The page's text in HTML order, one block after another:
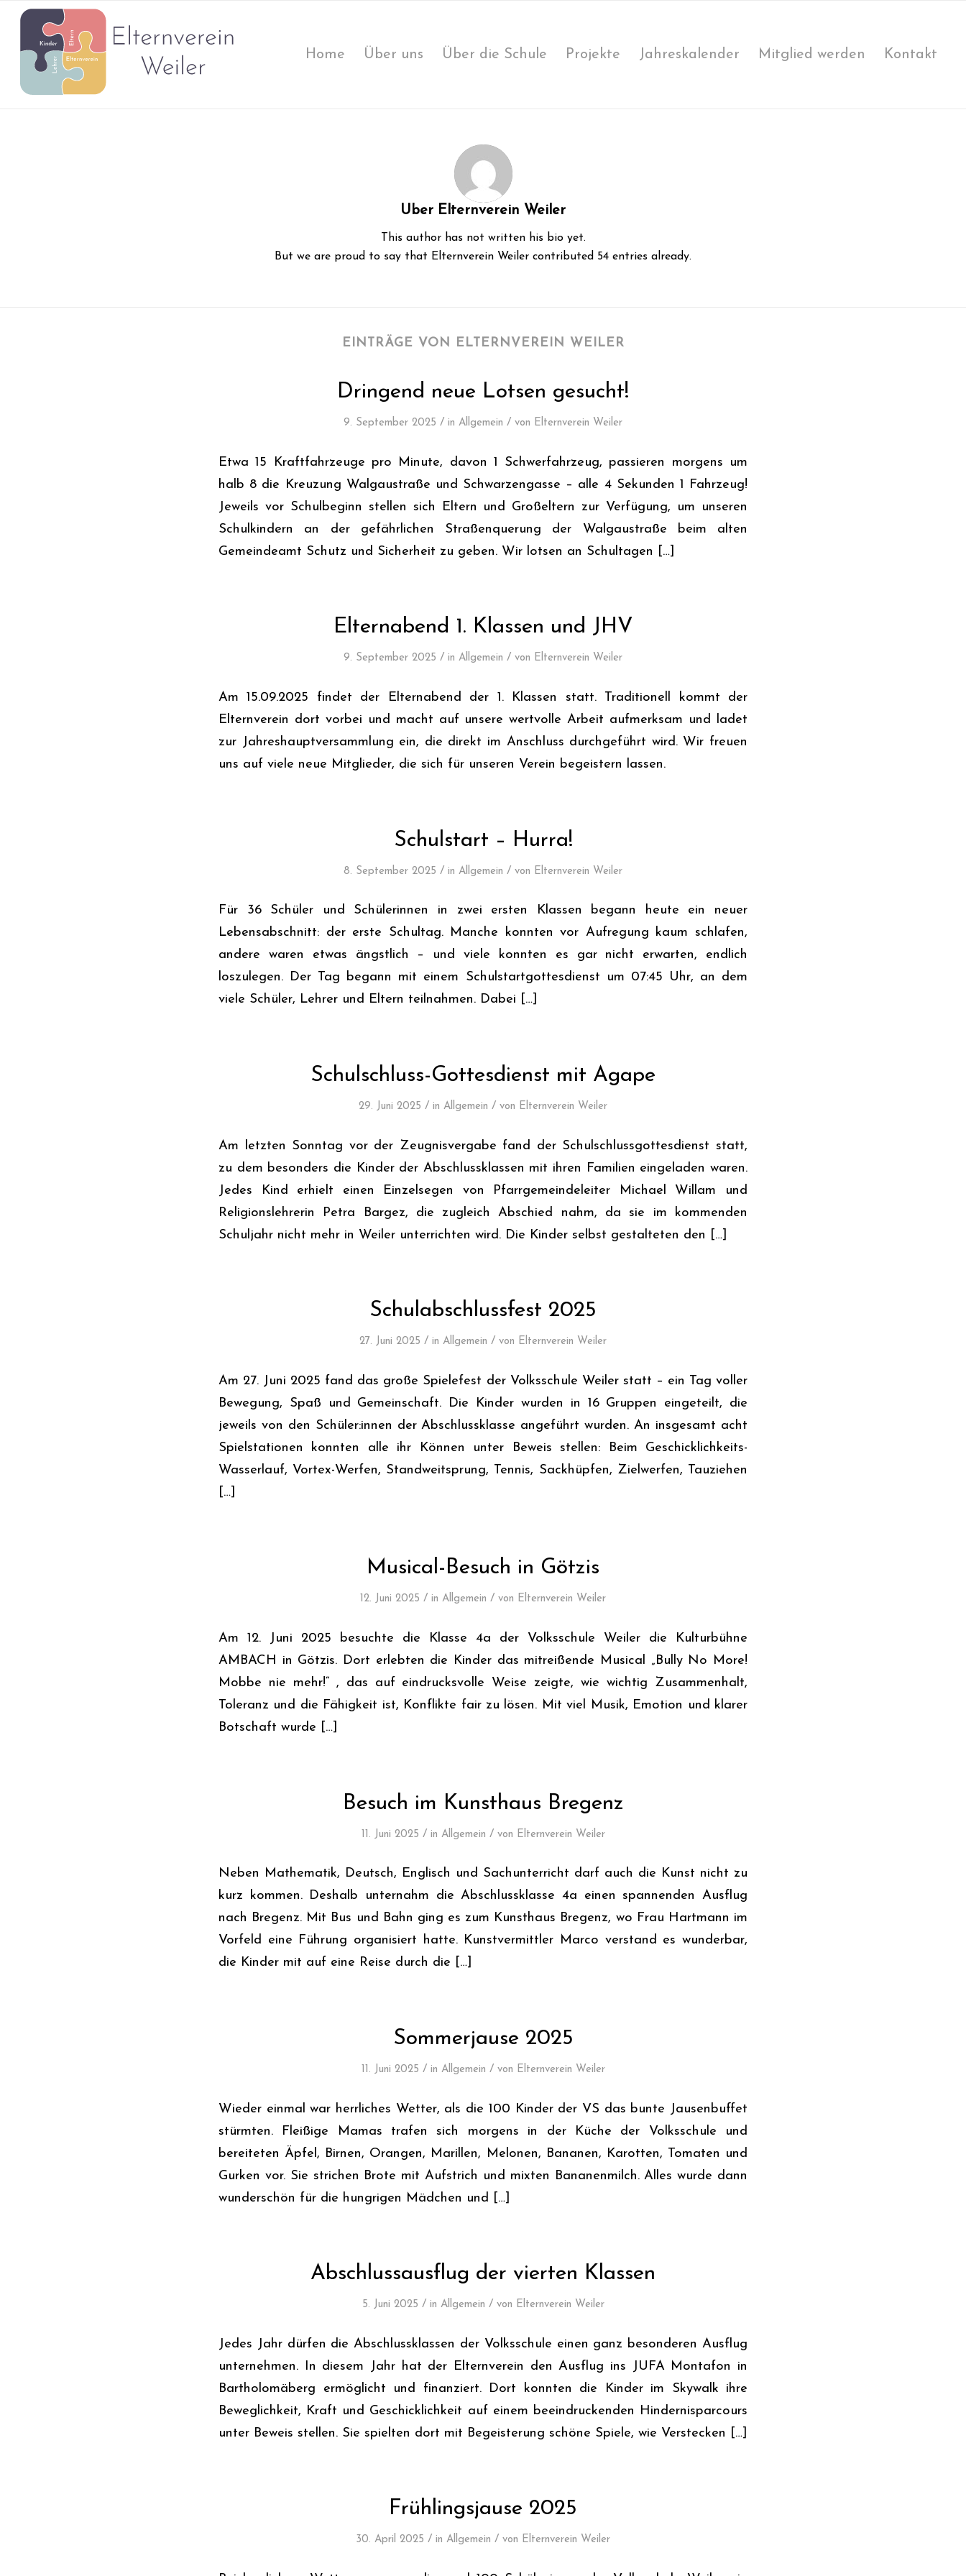
Home Über uns Über die Schule Projekte Jahreskalender Mitglied werden Kontakt
Über Elternverein Weiler
This author has not written his bio yet.
But we are proud to say that Elternverein Weiler contributed 54 entries already.
EINTRÄGE VON ELTERNVEREIN WEILER
Dringend neue Lotsen gesucht!
9. September 2025 / in Allgemein / von Elternverein Weiler
Etwa 15 Kraftfahrzeuge pro Minute, davon 1 Schwerfahrzeug, passieren morgens um
halb 8 die Kreuzung Walgaustraße und Schwarzengasse – alle 4 Sekunden 1 Fahrzeug!
Jeweils vor Schulbeginn stellen sich Eltern und Großeltern zur Verfügung, um unseren
Schulkindern an der gefährlichen Straßenquerung der Walgaustraße beim alten
Gemeindeamt Schutz und Sicherheit zu geben. Wir lotsen an Schultagen […]
Elternabend 1. Klassen und JHV
9. September 2025 / in Allgemein / von Elternverein Weiler
Am 15.09.2025 findet der Elternabend der 1. Klassen statt. Traditionell kommt der
Elternverein dort vorbei und macht auf unsere wertvolle Arbeit aufmerksam und ladet
zur Jahreshauptversammlung ein, die direkt im Anschluss durchgeführt wird. Wir freuen
uns auf viele neue Mitglieder, die sich für unseren Verein begeistern lassen.
Schulstart – Hurra!
8. September 2025 / in Allgemein / von Elternverein Weiler
Für 36 Schüler und Schülerinnen in zwei ersten Klassen begann heute ein neuer
Lebensabschnitt: der erste Schultag. Manche konnten vor Aufregung kaum schlafen,
andere waren etwas ängstlich – und viele konnten es gar nicht erwarten, endlich
loszulegen. Der Tag begann mit einem Schulstartgottesdienst um 07:45 Uhr, an dem
viele Schüler, Lehrer und Eltern teilnahmen. Dabei […]
Schulschluss-Gottesdienst mit Agape
29. Juni 2025 / in Allgemein / von Elternverein Weiler
Am letzten Sonntag vor der Zeugnisvergabe fand der Schulschlussgottesdienst statt,
zu dem besonders die Kinder der Abschlussklassen mit ihren Familien eingeladen waren.
Jedes Kind erhielt einen Einzelsegen von Pfarrgemeindeleiter Michael Willam und
Religionslehrerin Petra Bargez, die zugleich Abschied nahm, da sie im kommenden
Schuljahr nicht mehr in Weiler unterrichten wird. Die Kinder selbst gestalteten den […]
Schulabschlussfest 2025
27. Juni 2025 / in Allgemein / von Elternverein Weiler
Am 27. Juni 2025 fand das große Spielefest der Volksschule Weiler statt – ein Tag voller
Bewegung, Spaß und Gemeinschaft. Die Kinder wurden in 16 Gruppen eingeteilt, die
jeweils von den Schüler:innen der Abschlussklasse angeführt wurden. An insgesamt acht
Spielstationen konnten alle ihr Können unter Beweis stellen: Beim Geschicklichkeits-
Wasserlauf, Vortex-Werfen, Standweitsprung, Tennis, Sackhüpfen, Zielwerfen, Tauziehen
[…]
Musical-Besuch in Götzis
12. Juni 2025 / in Allgemein / von Elternverein Weiler
Am 12. Juni 2025 besuchte die Klasse 4a der Volksschule Weiler die Kulturbühne
AMBACH in Götzis. Dort erlebten die Kinder das mitreißende Musical „Bully No More!
Mobbe nie mehr!“ , das auf eindrucksvolle Weise zeigte, wie wichtig Zusammenhalt,
Toleranz und die Fähigkeit ist, Konflikte fair zu lösen. Mit viel Musik, Emotion und klarer
Botschaft wurde […]
Besuch im Kunsthaus Bregenz
11. Juni 2025 / in Allgemein / von Elternverein Weiler
Neben Mathematik, Deutsch, Englisch und Sachunterricht darf auch die Kunst nicht zu
kurz kommen. Deshalb unternahm die Abschlussklasse 4a einen spannenden Ausflug
nach Bregenz. Mit Bus und Bahn ging es zum Kunsthaus Bregenz, wo Frau Hartmann im
Vorfeld eine Führung organisiert hatte. Kunstvermittler Marco verstand es wunderbar,
die Kinder mit auf eine Reise durch die […]
Sommerjause 2025
11. Juni 2025 / in Allgemein / von Elternverein Weiler
Wieder einmal war herrliches Wetter, als die 100 Kinder der VS das bunte Jausenbuffet
stürmten. Fleißige Mamas trafen sich morgens in der Küche der Volksschule und
bereiteten Äpfel, Birnen, Orangen, Marillen, Melonen, Bananen, Karotten, Tomaten und
Gurken vor. Sie strichen Brote mit Aufstrich und mixten Bananenmilch. Alles wurde dann
wunderschön für die hungrigen Mädchen und […]
Abschlussausflug der vierten Klassen
5. Juni 2025 / in Allgemein / von Elternverein Weiler
Jedes Jahr dürfen die Abschlussklassen der Volksschule einen ganz besonderen Ausflug
unternehmen. In diesem Jahr hat der Elternverein den Ausflug ins JUFA Montafon in
Bartholomäberg ermöglicht und finanziert. Dort konnten die Kinder im Skywalk ihre
Beweglichkeit, Kraft und Geschicklichkeit auf einem beeindruckenden Hindernisparcours
unter Beweis stellen. Sie spielten dort mit Begeisterung schöne Spiele, wie Verstecken […]
Frühlingsjause 2025
30. April 2025 / in Allgemein / von Elternverein Weiler